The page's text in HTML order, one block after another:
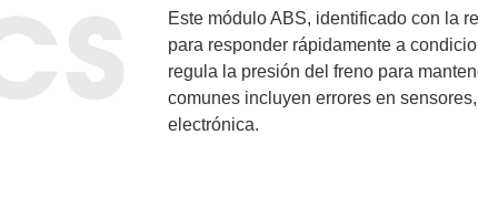
Este módulo ABS, identificado con la
para responder rápidamente a
regula la presión del freno para
comunes incluyen errores en
electrónica.